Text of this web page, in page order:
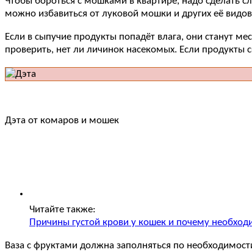
можно избавиться от луковой мошки и других её
Если в сыпучие продукты попадёт влага, они станут
проверить, нет ли личинок насекомых. Если продукты
Дэта от комаров и мошек
Читайте также:
Причины густой крови у кошек и почему
Ваза с фруктами должна заполняться по